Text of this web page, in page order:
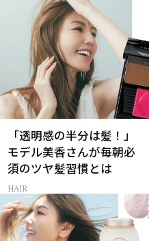
「透明感の半分は髪！」
モデル美香さんが毎朝必
須のツヤ髪習慣とは
HAIR